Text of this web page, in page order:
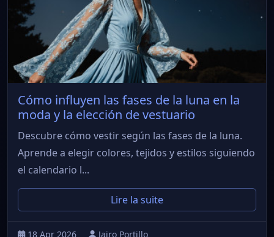
Cómo influyen las fases de la luna en la
moda y la elección de vestuario
Descubre cómo vestir según las fases de la luna.
Aprende a elegir colores, tejidos y estilos siguiendo
el calendario l...
Lire la suite
18 Apr 2026 Jairo Portillo